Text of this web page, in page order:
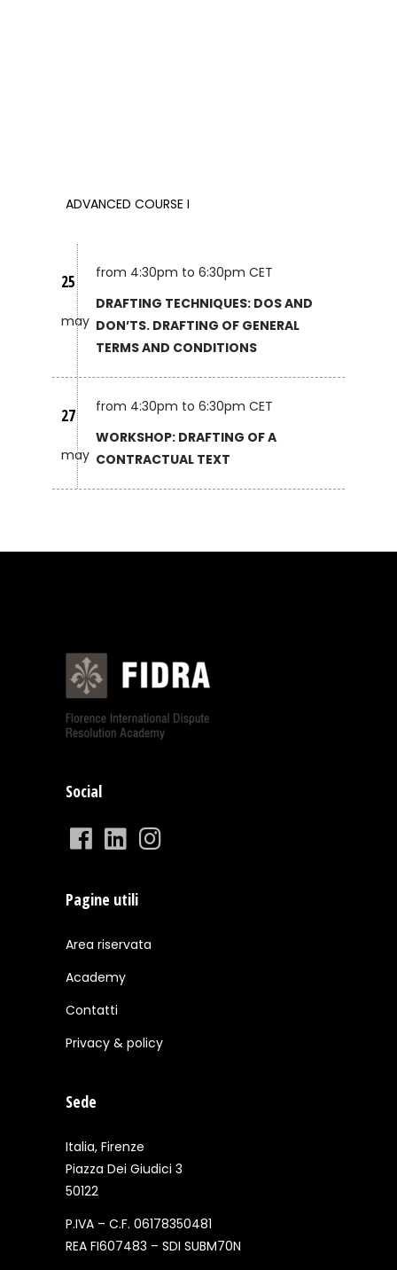
ADVANCED COURSE I
25
may
from 4:30pm to 6:30pm CET
DRAFTING TECHNIQUES: DOS AND
DON’TS. DRAFTING OF GENERAL
TERMS AND CONDITIONS
27
may
from 4:30pm to 6:30pm CET
WORKSHOP: DRAFTING OF A
CONTRACTUAL TEXT
Social
Pagine utili
Area riservata
Academy
Contatti
Privacy & policy
Sede
Italia, Firenze
Piazza Dei Giudici 3
50122
P.IVA – C.F. 06178350481
REA FI607483 – SDI SUBM70N